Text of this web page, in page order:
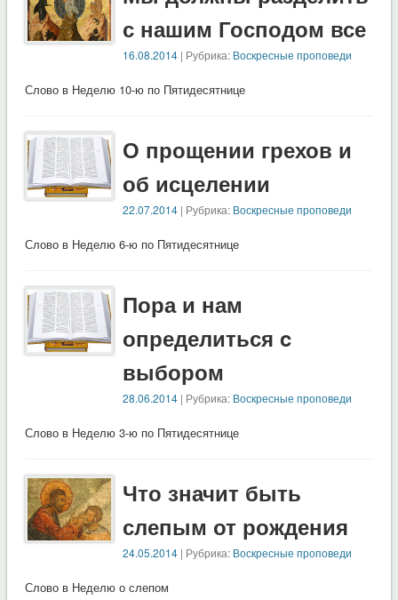
с нашим Господом все
16.08.2014 | Рубрика: Воскресные проповеди
Слово в Неделю 10-ю по Пятидесятнице
О прощении грехов и
об исцелении
22.07.2014 | Рубрика: Воскресные проповеди
Слово в Неделю 6-ю по Пятидесятнице
Пора и нам
определиться c
выбором
28.06.2014 | Рубрика: Воскресные проповеди
Слово в Неделю 3-ю по Пятидесятнице
Что значит быть
слепым от рождения
24.05.2014 | Рубрика: Воскресные проповеди
Слово в Неделю о слепом